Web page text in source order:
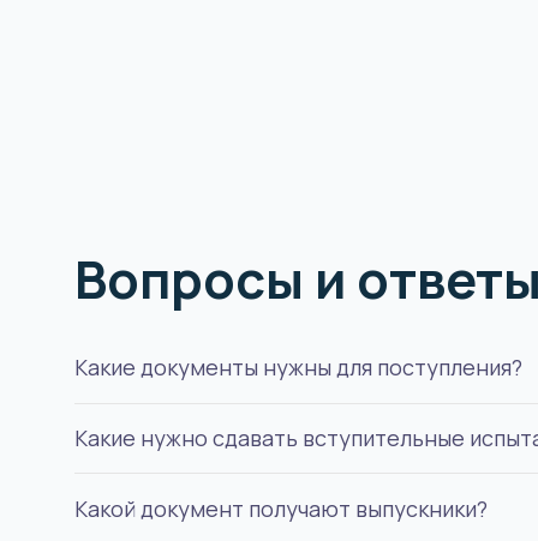
Вопросы и ответы
Какие документы нужны для поступления?
Какие нужно сдавать вступительные
Какой документ получают выпускники?